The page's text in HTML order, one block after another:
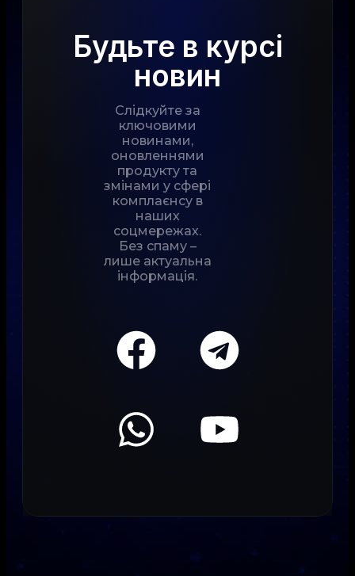
Будьте в курсі
новин
Слідкуйте за
ключовими
новинами,
оновленнями
продукту та
змінами у сфері
комплаєнсу в
наших
соцмережах.
Без спаму –
лише актуальна
інформація.